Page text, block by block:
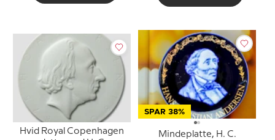
Hvid Royal Copenhagen
SPAR 38%
Mindeplatte, H. C.